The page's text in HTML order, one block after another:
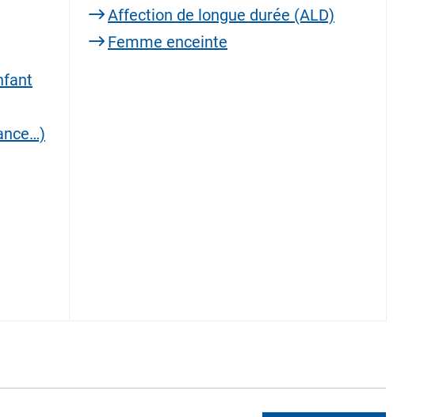
Affection de longue durée (ALD)
Femme enceinte